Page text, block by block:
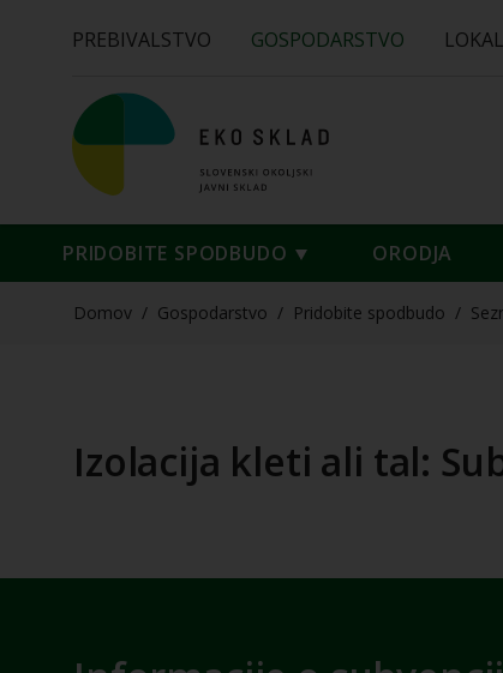
PREBIVALSTVO GOSPODARSTVO
PRIDOBITE SPODBUDO ORODJA
Domov / Gospodarstvo / Pridobite spodbudo /
Izolacija kleti ali tal: